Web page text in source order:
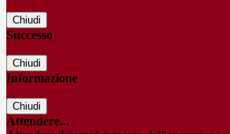
Chiudi
Successo
Chiudi
Informazione
Chiudi
Attendere...